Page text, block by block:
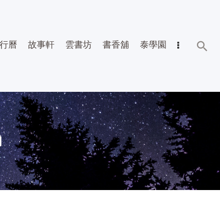
曆 故事軒 雲書坊 書香舖 泰學園